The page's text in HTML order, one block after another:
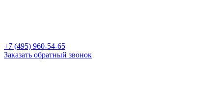
+7 (495) 960-54-65
Заказать обратный звонок